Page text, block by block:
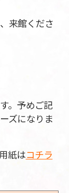
来館くださ
。予めご記
ズになりま
紙はコチラ